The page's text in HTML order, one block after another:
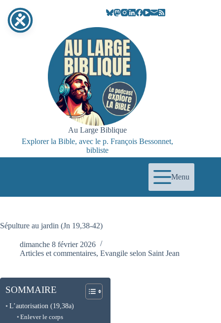
contenu
Au Large Biblique
Explorer la Bible, avec le p. François Bessonnet,
bibliste
Menu
Sépulture au jardin (Jn 19,38-42)
dimanche 8 février 2026
Articles et commentaires, Evangile selon Saint Jean
SOMMAIRE
L’autorisation (19,38a)
Enlever le corps